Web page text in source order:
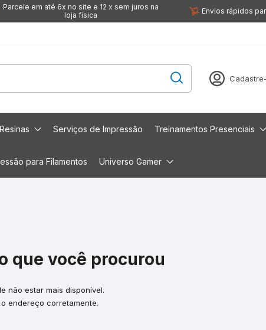
Parcele em até 6x no site e 12 x sem juros na
loja fisica
Envios rápidos
Resinas Serviços de Impressão Treinamentos Presenciais
para Filamentos Universo Gamer
que você procurou
não estar mais disponível.
endereço corretamente.